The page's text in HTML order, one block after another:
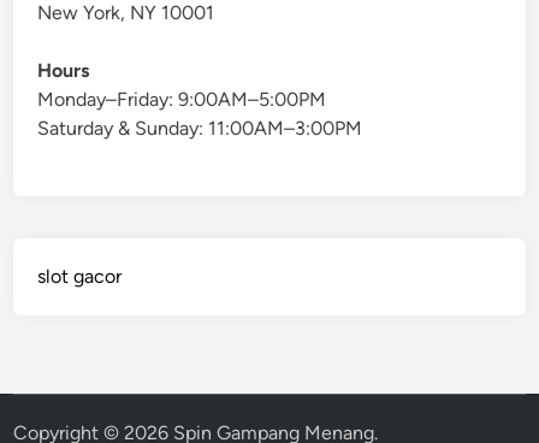
New York, NY 10001
Hours
Monday–Friday: 9:00AM–5:00PM
Saturday & Sunday: 11:00AM–3:00PM
slot gacor
Copyright © 2026 Spin Gampang Menang.